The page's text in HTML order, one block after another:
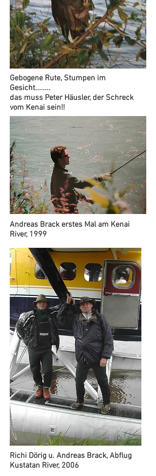
Gebogene Rute, Stumpen im
Gesicht........
das muss Peter Häusler, der Schreck
vom Kenai sein!!
Andreas Brack erstes Mal am Kenai
River, 1999
Richi Dörig u. Andreas Brack, Abflug
Kustatan River, 2006